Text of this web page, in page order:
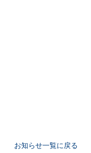
お知らせ一覧に戻る